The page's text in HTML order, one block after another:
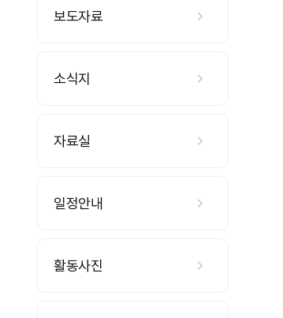
보도자료
소식지
자료실
일정안내
활동사진